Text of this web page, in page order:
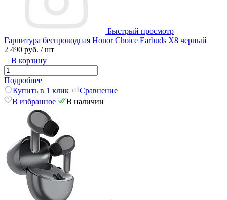
Быстрый просмотр
Гарнитура беспроводная Honor Choice Earbuds X8 черный
2 490 руб. / шт
В корзину
Подробнее
Купить в 1 клик
Сравнение
В избранное
В наличии